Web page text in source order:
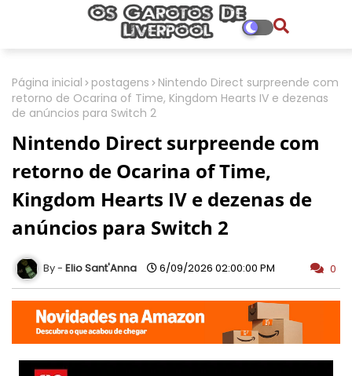
Página inicial postagens
Nintendo Direct surpreende com
retorno de Ocarina of Time, Kingdom Hearts IV e dezenas
de anúncios para Switch 2
Nintendo Direct surpreende com
retorno de Ocarina of Time,
Kingdom Hearts IV e dezenas de
anúncios para Switch 2
Elio Sant'Anna 6/09/2026 02:00:00 PM 0